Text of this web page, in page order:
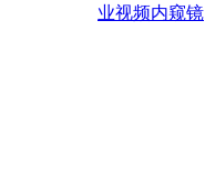
业视频内窥镜